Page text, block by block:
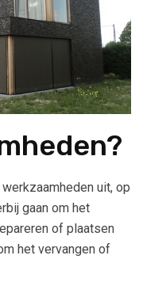
uit, op
gaan om het
of plaatsen
het vervangen of